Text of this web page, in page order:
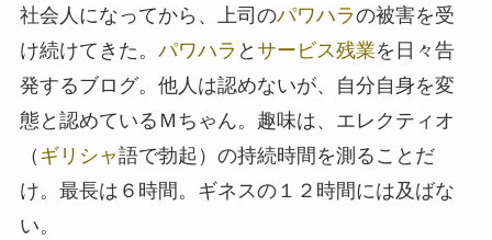
社会人になってから、上司のパワハラの被害を受
け続けてきた。 パワハラ と サービス残業を日々告
発するブログ。他人は認めないが、自分自身を変
態と認めているＭちゃん。趣味は、エレクティオ
（ ギリシャ語で勃起）の持続時間を測ることだ
け。最長は６時間。ギネスの１２時間には及ばな
い。